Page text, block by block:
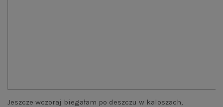
Jeszcze wczoraj biegałam po deszczu w kaloszach,